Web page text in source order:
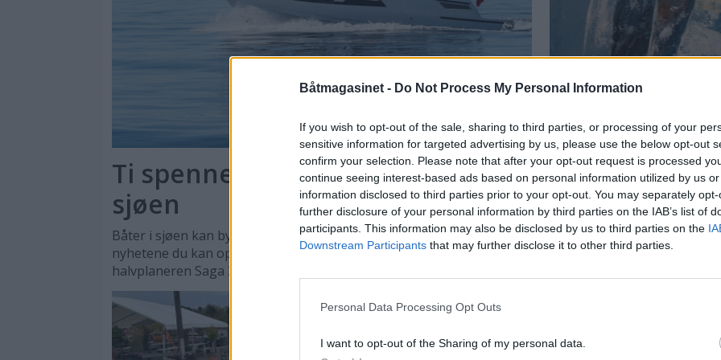
Båtmagasinet - Do Not Process My Personal Information
If you wish to opt-out of the sale, sharing to third parties, or processing of your
sensitive information for targeted advertising by us, please use the below opt-out
confirm your selection. Please note that after your opt-out request is processed
continue seeing interest-based ads based on personal information utilized by us
information disclosed to third parties prior to your opt-out. You may separately
further disclosure of your personal information by third parties on the IAB’s list of
participants. This information may also be disclosed by us to third parties on the
Downstream Participants that may further disclose it to other third parties.
Personal Data Processing Opt Outs
I want to opt-out of the Sharing of my personal data.
Ti spennende nyheter på Båter i
sjøen
Båter i sjøen kan by på en rekke store og små nyheter i år. Blant
nyhetene du kan oppleve er daycruiseren Askeladden Fenix 66BR og
halvplaneren Saga 355.
Lars O.
marinemaler
– Båter og Risør hører
Faren rådet ham til å ta